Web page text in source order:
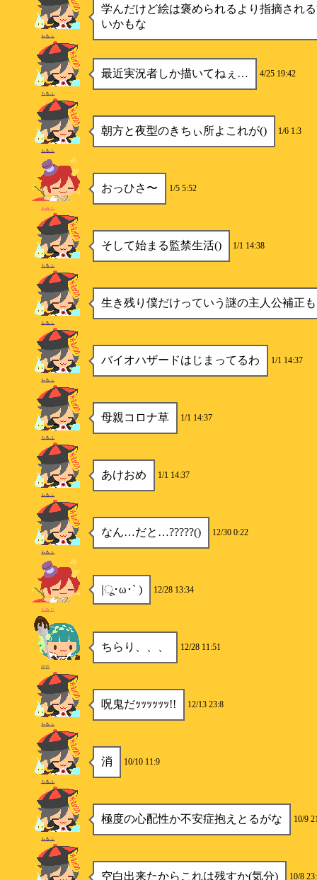
学んだけど絵は褒められるより指摘され
いかもな
らるふ
最近実況者しか描いてねぇ… 4/25 19:42
らるふ
朝方と夜型のきちぃ所よこれが() 1/6 1:3
らるふ
おっひさ〜 1/5 5:52
もみじ
そして始まる監禁生活() 1/1 14:38
らるふ
生き残り僕だけっていう謎の主人公補正
らるふ
バイオハザードはじまってるわ 1/1 14:37
らるふ
母親コロナ草 1/1 14:37
らるふ
あけおめ 1/1 14:37
らるふ
なん…だと…?????() 12/30 0:22
らるふ
|ू･ω･` ) 12/28 13:34
もみじ
ちらり、、、 12/28 11:51
紺音
呪鬼だｯｯｯｯｯｯ!! 12/13 23:8
らるふ
消 10/10 11:9
らるふ
極度の心配性か不安症抱えとるがな 10/9
らるふ
空白出来たからこれは残すか(気分) 10/8